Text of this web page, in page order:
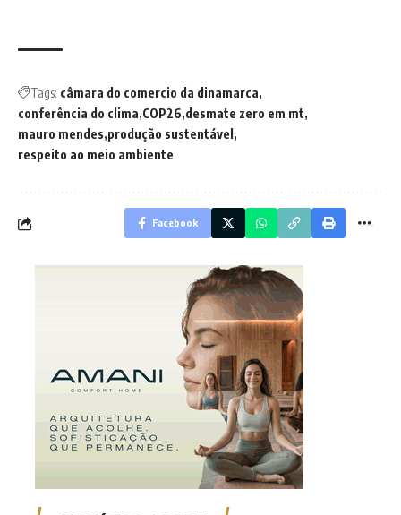
Tags: câmara do comercio da dinamarca
conferência do clima COP26 desmate zero em mt
mauro mendes produção sustentável
respeito ao meio ambiente
Facebook